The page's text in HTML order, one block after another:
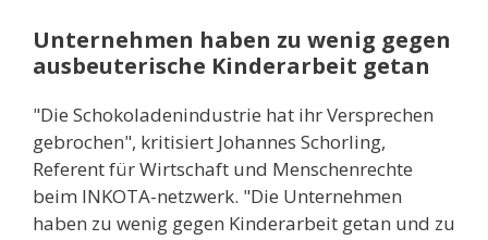
Unternehmen haben zu wenig gegen
ausbeuterische Kinderarbeit getan
"Die Schokoladenindustrie hat ihr Versprechen
gebrochen", kritisiert Johannes Schorling,
Referent für Wirtschaft und Menschenrechte
beim INKOTA-netzwerk. "Die Unternehmen
haben zu wenig gegen Kinderarbeit getan und zu